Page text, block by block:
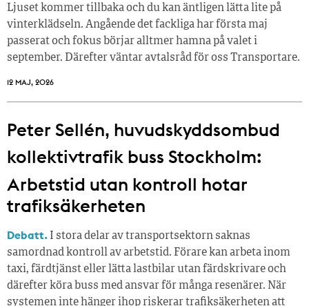
Ljuset kommer tillbaka och du kan äntligen lätta lite på
vinterklädseln. Angående det fackliga har första maj
passerat och fokus börjar alltmer hamna på valet i
september. Därefter väntar avtalsråd för oss Transportare.
12 MAJ, 2026
Peter Sellén, huvudskyddsombud
kollektivtrafik buss Stockholm:
Arbetstid utan kontroll hotar
trafiksäkerheten
Debatt. I stora delar av transportsektorn saknas
samordnad kontroll av arbetstid. Förare kan arbeta inom
taxi, färdtjänst eller lätta lastbilar utan färdskrivare och
därefter köra buss med ansvar för många resenärer. När
systemen inte hänger ihop riskerar trafiksäkerheten att